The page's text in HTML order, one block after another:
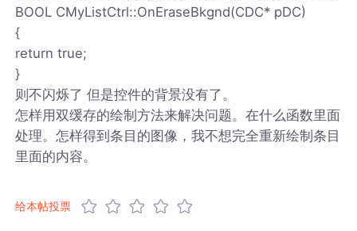
BOOL CMyListCtrl::OnEraseBkgnd(CDC* pDC)
{
return true;
}
则不闪烁了 但是控件的背景没有了。
怎样用双缓存的绘制方法来解决问题。在什么函数里面
处理。怎样得到条目的图像，我不想完全重新绘制条目
里面的内容。
给本帖投票